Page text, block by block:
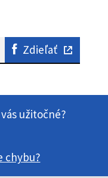
Zdieľať
užitočné?
chybu?